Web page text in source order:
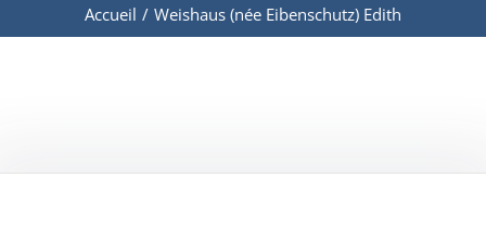
Accueil / Weishaus (née Eibenschutz) Edith